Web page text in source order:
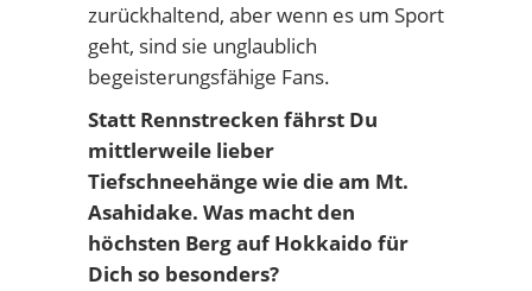
zurückhaltend, aber wenn es um Sport
geht, sind sie unglaublich
begeisterungsfähige Fans.
Statt Rennstrecken fährst Du
mittlerweile lieber
Tiefschneehänge wie die am Mt.
Asahidake. Was macht den
höchsten Berg auf Hokkaido für
Dich so besonders?